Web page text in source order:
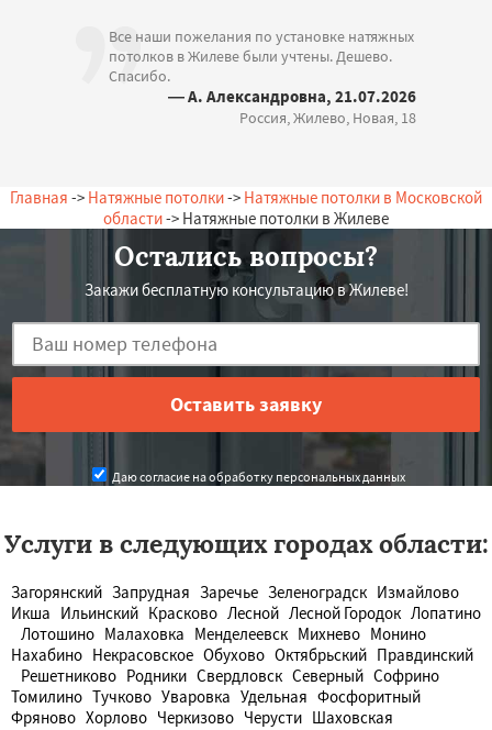
Все наши пожелания по установке натяжных
потолков в Жилеве были учтены. Дешево.
Спасибо.
— А. Александровна, 21.07.2026
Россия, Жилево, Новая, 18
Главная -> Натяжные потолки-> Натяжные потолки в Московской
области-> Натяжные потолки в Жилеве
Остались вопросы?
Закажи бесплатную консультацию в Жилеве!
Даю согласие на обработку персональных данных
Услуги в следующих городах области:
Загорянский Запрудная Заречье Зеленоградск Измайлово
Икша Ильинский Красково Лесной Лесной Городок Лопатино
Лотошино Малаховка Менделеевск Михнево Монино
Нахабино Некрасовское Обухово Октябрьский Правдинский
Решетниково Родники Свердловск Северный Софрино
Томилино Тучково Уваровка Удельная Фосфоритный
Фряново Хорлово Черкизово Черусти Шаховская